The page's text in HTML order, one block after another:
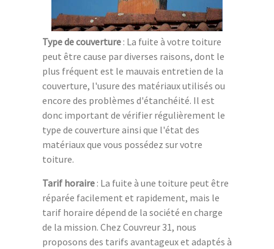
Type de couverture : La fuite à votre toiture
peut être cause par diverses raisons, dont le
plus fréquent est le mauvais entretien de la
couverture, l'usure des matériaux utilisés ou
encore des problèmes d'étanchéité. Il est
donc important de vérifier régulièrement le
type de couverture ainsi que l'état des
matériaux que vous possédez sur votre
toiture.
Tarif horaire : La fuite à une toiture peut être
réparée facilement et rapidement, mais le
tarif horaire dépend de la société en charge
de la mission. Chez Couvreur 31, nous
proposons des tarifs avantageux et adaptés à